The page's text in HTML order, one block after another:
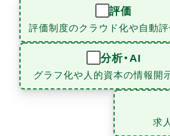
評価
評価制度のクラウド化や自動
分析・AI
グラフ化や人的資本の情報開
求